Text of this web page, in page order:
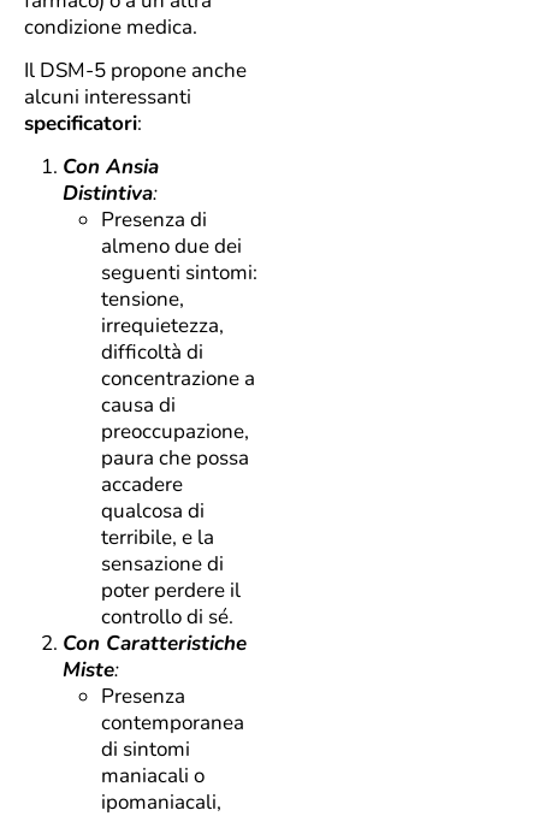
condizione medica.
Il DSM-5 propone anche
alcuni interessanti
specificatori:
Con Ansia
Distintiva:
Presenza di
almeno due dei
seguenti sintomi:
tensione,
irrequietezza,
difficoltà di
concentrazione a
causa di
preoccupazione,
paura che possa
accadere
qualcosa di
terribile, e la
sensazione di
poter perdere il
controllo di sé.
Con Caratteristiche
Miste:
Presenza
contemporanea
di sintomi
maniacali o
ipomaniacali,